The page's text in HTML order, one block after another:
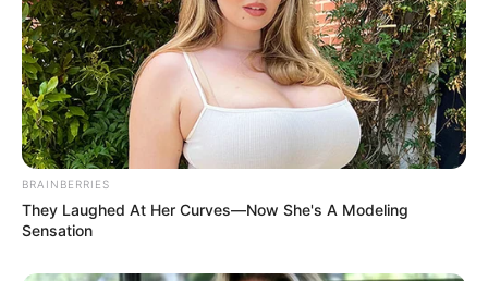
BRAINBERRIES
They Laughed At Her Curves—Now She's A Modeling
Sensation